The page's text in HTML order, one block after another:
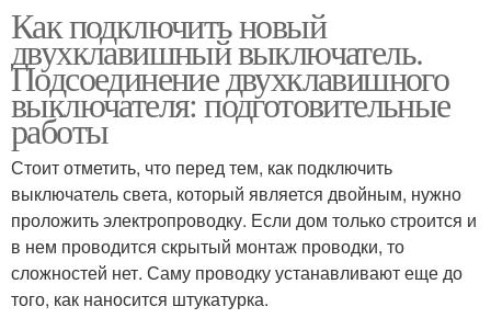
Как подключить новый
двухклавишный выключатель.
Подсоединение двухклавишного
выключателя: подготовительные
работы
Стоит отметить, что перед тем, как подключить
выключатель света, который является двойным, нужно
проложить электропроводку. Если дом только строится и
в нем проводится скрытый монтаж проводки, то
сложностей нет. Саму проводку устанавливают еще до
того, как наносится штукатурка.